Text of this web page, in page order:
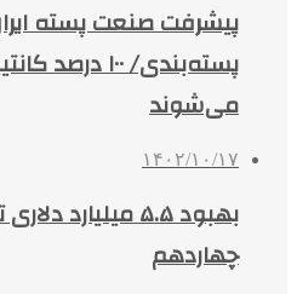
پیشرفت صنعت پسته
پسته‌بندی/ ۱۰۰
می‌شوند
۱۴۰۲/۱۰/۱۷
بهبود ۵.۵ میلیارد
چهاردهم